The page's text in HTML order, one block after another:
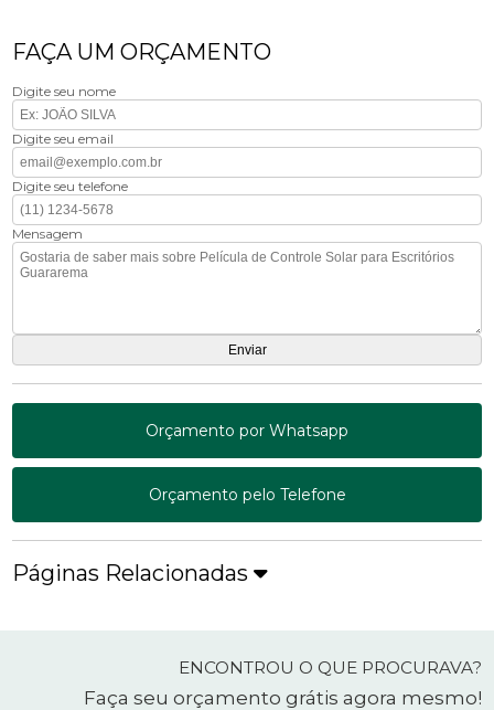
FAÇA UM ORÇAMENTO
Digite seu nome
Digite seu email
Digite seu telefone
Mensagem
Orçamento por Whatsapp
Orçamento pelo Telefone
Páginas Relacionadas
ENCONTROU O QUE PROCURAVA?
Faça seu orçamento grátis agora mesmo!